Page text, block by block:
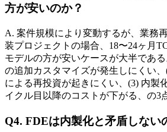
方が​​安いのか？
A. 案件規模に​より​変動するが、​業務
装プロジェクトの​場合、​18〜24ヶ月
モデルの​方が​安いケースが​大半であ
の​追加カスタマイズが​発生しに​くい
に​よる​再投資が​起きにくい、​(3) 内製
イクル目以降の​コストが​下がる、の​3
Q4. FDEは​​内製化と​​矛盾しない